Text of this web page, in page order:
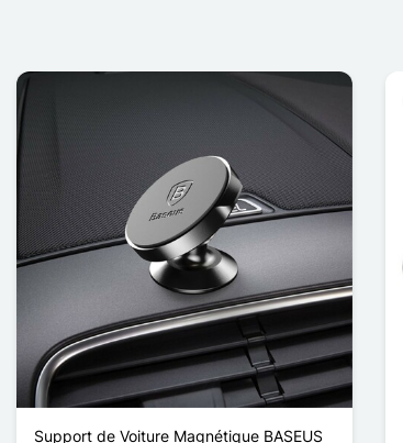
Support de Voiture Magnétique BASEUS